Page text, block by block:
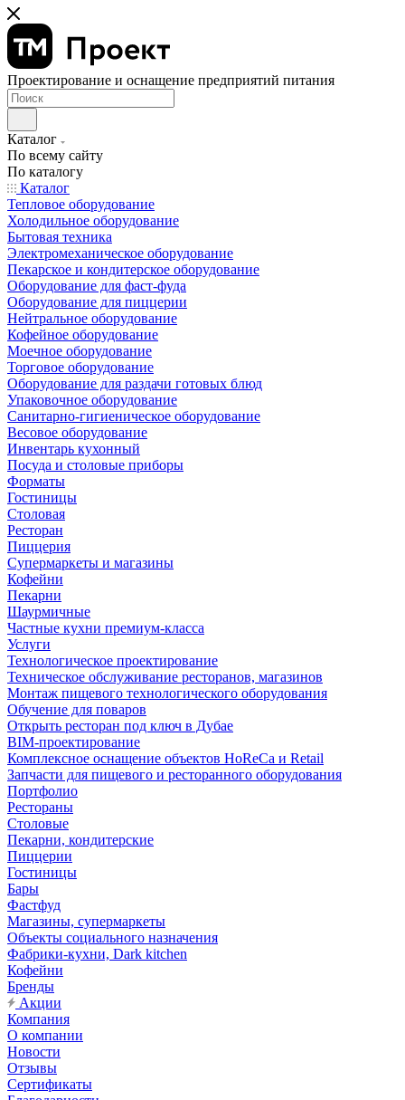
Проектирование и оснащение предприятий питания
Каталог
По всему сайту
По каталогу
Каталог
Тепловое оборудование
Холодильное оборудование
Бытовая техника
Электромеханическое оборудование
Пекарское и кондитерское оборудование
Оборудование для фаст-фуда
Оборудование для пиццерии
Нейтральное оборудование
Кофейное оборудование
Моечное оборудование
Торговое оборудование
Оборудование для раздачи готовых блюд
Упаковочное оборудование
Санитарно-гигиеническое оборудование
Весовое оборудование
Инвентарь кухонный
Посуда и столовые приборы
Форматы
Гостиницы
Столовая
Ресторан
Пиццерия
Супермаркеты и магазины
Кофейни
Пекарни
Шаурмичные
Частные кухни премиум-класса
Услуги
Технологическое проектирование
Техническое обслуживание ресторанов, магазинов
Монтаж пищевого технологического оборудования
Обучение для поваров
Открыть ресторан под ключ в Дубае
BIM-проектирование
Комплексное оснащение объектов HoReCa и Retail
Запчасти для пищевого и ресторанного оборудования
Портфолио
Рестораны
Столовые
Пекарни, кондитерские
Пиццерии
Гостиницы
Бары
Фастфуд
Магазины, супермаркеты
Объекты социального назначения
Фабрики-кухни, Dark kitchen
Кофейни
Бренды
Акции
Компания
О компании
Новости
Отзывы
Сертификаты